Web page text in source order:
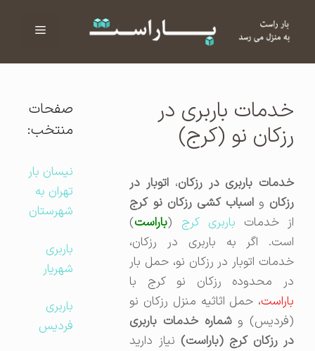
فهرست
خدمات باربری در
رزکان نو (کرج)
خدمات باربری در رزکان،اتوبار در
رزکانواسباب کشی رزکان نو کرج
از خدماتباربری کرج (باراست)
است. اگر به باربری در رزکان،
خدمات اتوبار در رزکان نو، حمل بار
در محدوده رزکان نو کرج با
باراست، حمل اثاثیه منزل رزکان نو
(فردیس) وشماره خدمات باربری
در رزکان کرج (باراست)نیاز دارید
صفحات
منتخب:
نیسان بار
تهران به
شهرستان
باربری
شهریار
باربری
فردیس